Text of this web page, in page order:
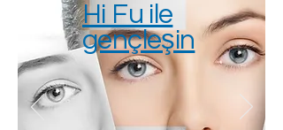
Hi Fu ile
gençleşin